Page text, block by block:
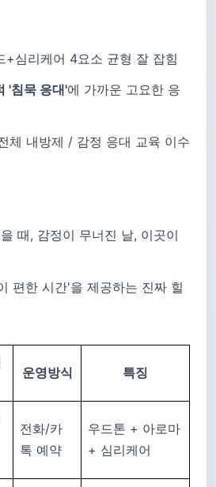
+심리케어 4요소 균형 잘 잡힘
'침묵 응대'에 가까운 고요한 응
체 내방제 / 감정 응대 교육 이수
때, 감정이 무너진 날, 이곳이
편한 시간'을 제공하는 진짜 힐
운영방식 특징
전화/카
톡 예약
우드톤 + 아로마
+ 심리케어